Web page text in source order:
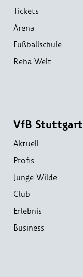
Tickets
Arena
Fußballschule
Reha-Welt
VfB Stuttgart
Aktuell
Profis
Junge Wilde
Club
Erlebnis
Business